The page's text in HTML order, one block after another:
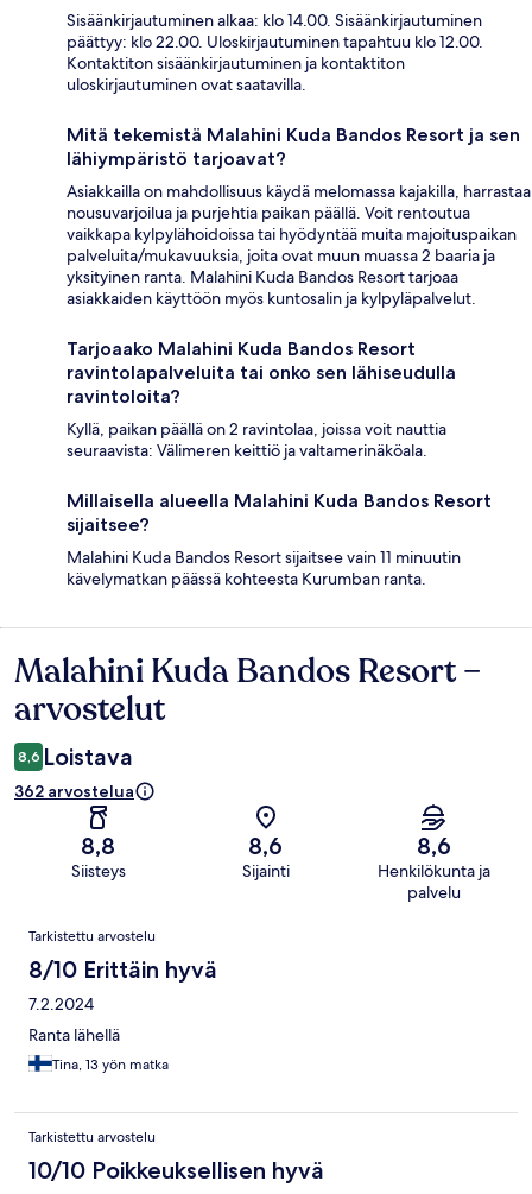
Sisäänkirjautuminen alkaa: klo 14.00. Sisäänkirjautuminen
päättyy: klo 22.00. Uloskirjautuminen tapahtuu klo 12.00.
Kontaktiton sisäänkirjautuminen ja kontaktiton
uloskirjautuminen ovat saatavilla.
Mitä tekemistä Malahini Kuda Bandos Resort ja sen
lähiympäristö tarjoavat?
Asiakkailla on mahdollisuus käydä melomassa kajakilla, harrastaa
nousuvarjoilua ja purjehtia paikan päällä. Voit rentoutua
vaikkapa kylpylähoidoissa tai hyödyntää muita majoituspaikan
palveluita/mukavuuksia, joita ovat muun muassa 2 baaria ja
yksityinen ranta. Malahini Kuda Bandos Resort tarjoaa
asiakkaiden käyttöön myös kuntosalin ja kylpyläpalvelut.
Tarjoaako Malahini Kuda Bandos Resort
ravintolapalveluita tai onko sen lähiseudulla
ravintoloita?
Kyllä, paikan päällä on 2 ravintolaa, joissa voit nauttia
seuraavista: Välimeren keittiö ja valtamerinäköala.
Millaisella alueella Malahini Kuda Bandos Resort
sijaitsee?
Malahini Kuda Bandos Resort sijaitsee vain 11 minuutin
kävelymatkan päässä kohteesta Kurumban ranta.
Arvostelut
Malahini Kuda Bandos Resort –
arvostelut
8,6 Loistava
362 arvostelua
8,8
Siisteys
8,6
Sijainti
8,6
Henkilökunta ja
palvelu
Arvostelut
Tarkistettu arvostelu
8/10 Erittäin hyvä
7.2.2024
Ranta lähellä
Tina, 13 yön matka
Tarkistettu arvostelu
10/10 Poikkeuksellisen hyvä